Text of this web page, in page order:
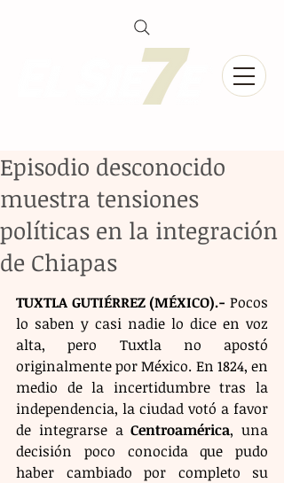
Episodio desconocido
muestra tensiones
políticas en la integración
de Chiapas
TUXTLA GUTIÉRREZ (MÉXICO).- Pocos
lo saben y casi nadie lo dice en voz
alta, pero Tuxtla no apostó
originalmente por México. En 1824, en
medio de la incertidumbre tras la
independencia, la ciudad votó a favor
de integrarse a Centroamérica, una
decisión poco conocida que pudo
haber cambiado por completo su